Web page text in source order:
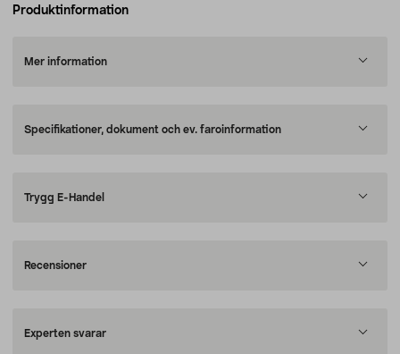
Produktinformation
Mer information
Specifikationer, dokument och ev. faroinformation
Trygg E-Handel
Recensioner
Experten svarar